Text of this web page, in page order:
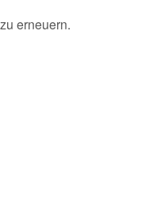
erneuern.